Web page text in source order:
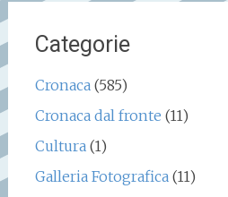
Categorie
Cronaca(585)
Cronaca dal fronte (11)
Cultura(1)
Galleria Fotografica(11)